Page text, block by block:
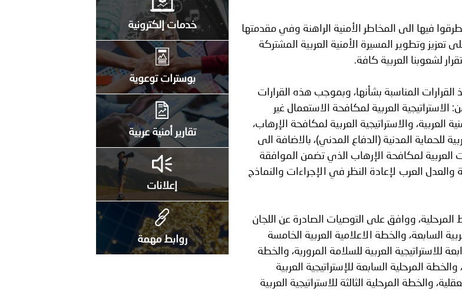
فيها الى المخاطر الأمنية الراهنة وفي مقدمتها
وتطوير المسيرة الأمنية العربية المشتركة
لشعوبنا العربية كافة.
المناسبة بشأنها، وبموجب هذه القرارات
الاستراتيجية العربية لمكافحة الاستعمال غير
العربية، والاستراتيجية العربية لمكافحة الإرهاب،
للحماية المدنية (الدفاع المدني)، بالاضافة الى
العربية لمكافحة الإرهاب الذي تضمن الموافقة
العرب لإعادة النظر في الإجراءات والنماذج
المرحلية، ووافق على التوصيات الصادرة عن اللجان
السابعة، والخطة الاعلامية العربية الخامسة
للاستراتيجية العربية للسلامة المرورية، والخطة
المرحلية السابعة للإستراتيجية العربية
والخطة المرحلية الثالثة للاستراتيجية العربية
خدمات إلكترونية
بوسترات توعوية
تقارير أمنية عربية
إعلانات
روابط مهمة